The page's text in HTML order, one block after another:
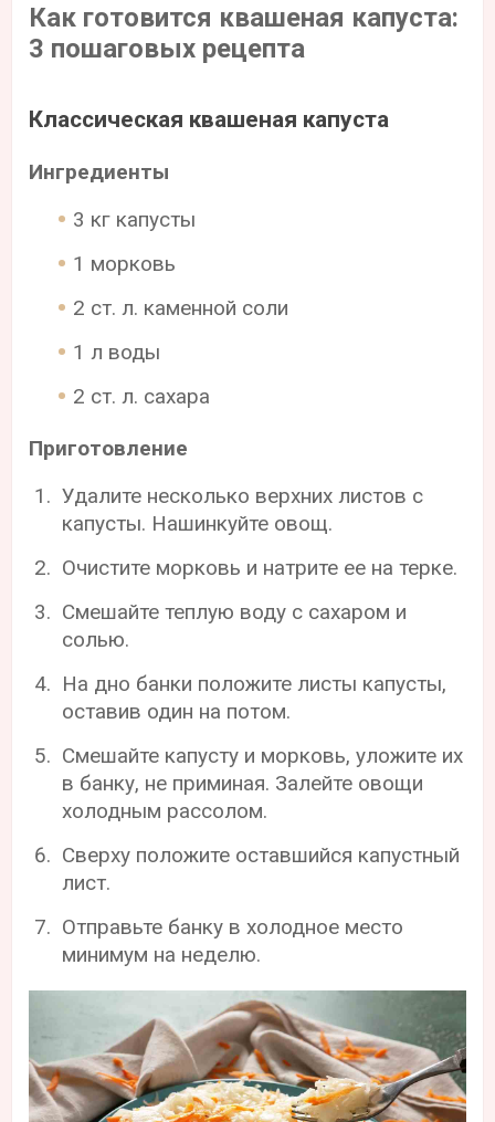
Как готовится квашеная капуста:
3 пошаговых рецепта
Классическая квашеная капуста
Ингредиенты
3 кг капусты
1 морковь
2 ст. л. каменной соли
1 л воды
2 ст. л. сахара
Приготовление
Удалите несколько верхних листов с
капусты. Нашинкуйте овощ.
Очистите морковь и натрите ее на терке.
Смешайте теплую воду с сахаром и
солью.
На дно банки положите листы капусты,
оставив один на потом.
Смешайте капусту и морковь, уложите их
в банку, не приминая. Залейте овощи
холодным рассолом.
Сверху положите оставшийся капустный
лист.
Отправьте банку в холодное место
минимум на неделю.